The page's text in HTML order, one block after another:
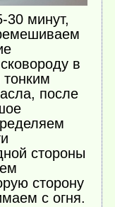
30 минут,
в
после
стороны
сторону
с огня.